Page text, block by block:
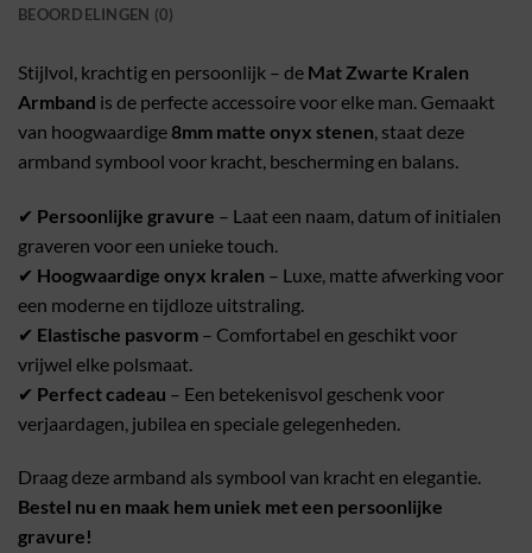
BEOORDELINGEN (0)
Stijlvol, krachtig en persoonlijk – de Mat Zwarte Kralen
Armband is de perfecte accessoire voor elke man. Gemaakt
van hoogwaardige 8mm matte onyx stenen, staat deze
armband symbool voor kracht, bescherming en balans.
✔ Persoonlijke gravure – Laat een naam, datum of initialen
graveren voor een unieke touch.
✔ Hoogwaardige onyx kralen – Luxe, matte afwerking voor
een moderne en tijdloze uitstraling.
✔ Elastische pasvorm – Comfortabel en geschikt voor
vrijwel elke polsmaat.
✔ Perfect cadeau – Een betekenisvol geschenk voor
verjaardagen, jubilea en speciale gelegenheden.
Draag deze armband als symbool van kracht en elegantie.
Bestel nu en maak hem uniek met een persoonlijke
gravure!